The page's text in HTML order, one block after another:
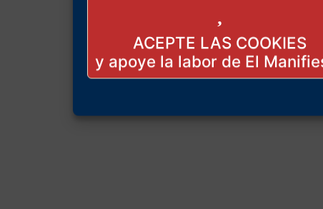
ACEPTE LAS COOKIES